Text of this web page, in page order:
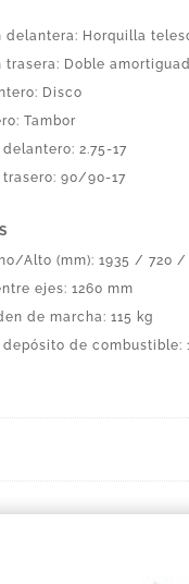
delantera: Horquilla
trasera: Doble
Disco
Tambor
2.75-17
trasero: 90/90-17
Alto (mm): 1935 / 720 /
ejes: 1260 mm
de marcha: 115 kg
de combustible: